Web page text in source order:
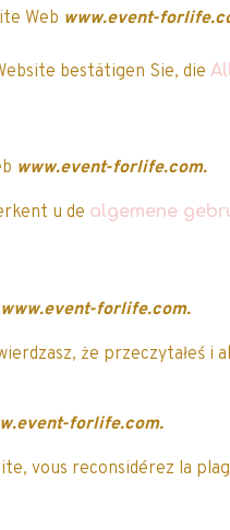
Vous avez achetécet article ?
Web www.event-
bestätigen Sie, die
www.event-forlife.com.
u de algemene
www.event-forlife.com.
że przeczytałeś i
forlife.com.
vous reconsidérez la